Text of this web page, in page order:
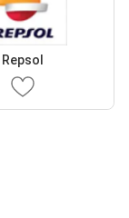
Repsol